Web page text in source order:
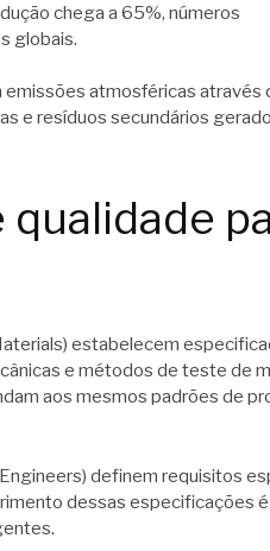
chega a 65%, números
globais.
atmosféricas através
e resíduos secundários
estabelecem
e métodos de teste de
aos mesmos padrões de
definem requisitos
dessas especificações